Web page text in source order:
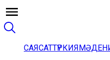
САЯСАТТҮРКИЯ